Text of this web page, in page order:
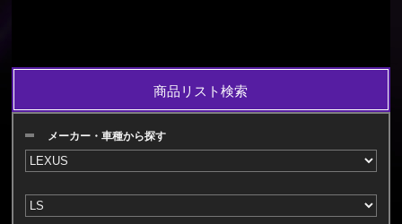
商品リスト検索
メーカー・車種から探す